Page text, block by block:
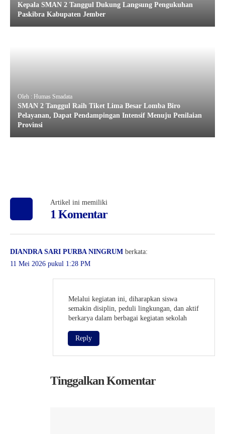
Kepala SMAN 2 Tanggul Dukung Langsung Pengukuhan
Paskibra Kabupaten Jember
Oleh : Humas Smadata
SMAN 2 Tanggul Raih Tiket Lima Besar Lomba Biro
Pelayanan, Dapat Pendampingan Intensif Menuju Penilaian
Provinsi
Artikel ini memiliki
1 Komentar
DIANDRA SARI PURBA NINGRUM berkata:
11 Mei 2026 pukul 1:28 PM
Melalui kegiatan ini, diharapkan siswa
semakin disiplin, peduli lingkungan, dan aktif
berkarya dalam berbagai kegiatan sekolah
Reply
Tinggalkan Komentar